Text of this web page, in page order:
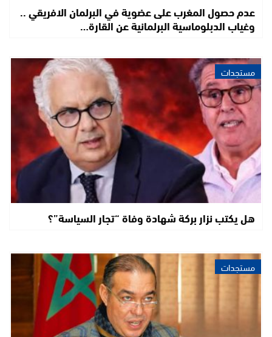
عدم حصول المغرب على عضوية في البرلمان الافريقي ..
وغياب الدبلوماسية البرلمانية عن القارة…
مستجدات
هل يكتب نزار بركة شهادة وفاة “تجار السياسة”؟
مستجدات